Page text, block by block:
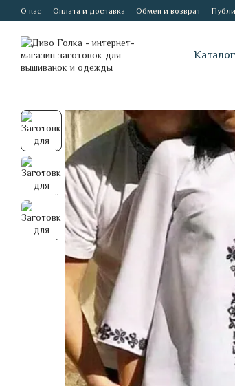
Перейти к основному контенту
О нас Оплата и доставка Обмен и возврат
Каталог